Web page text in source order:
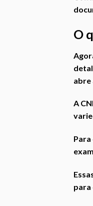
O
abre
A
para